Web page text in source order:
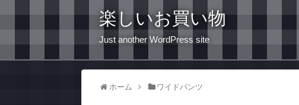
楽しいお買い物
Just another WordPress site
ホーム ワイドパンツ